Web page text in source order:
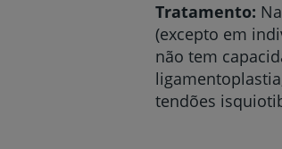
Tratamento:
(excepto em
não tem
tendões